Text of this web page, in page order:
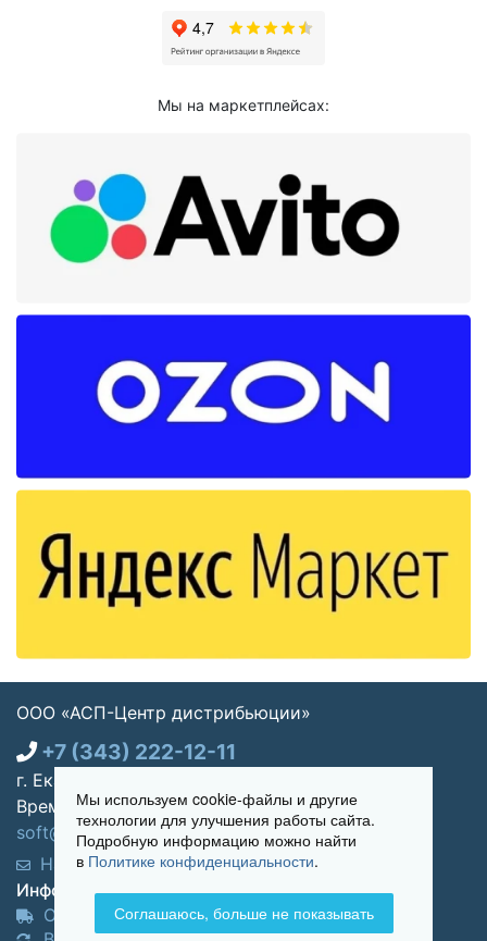
Мы на маркетплейсах:
ООО «АСП-Центр дистрибьюции»
+7 (343) 222-12-11
г. Екатеринбург, ул. Щорса 7, офис 270
Время работы: Пн-пт 09:00 - 18:00
soft@asp-partners.ru
Написать нам
Обратный звонок
Информация для покупателей:
Оплата и доставка
Мы используем cookie-файлы и другие
технологии для улучшения работы сайта.
Подробную информацию можно найти
в Политике конфиденциальности.
Соглашаюсь, больше не показывать